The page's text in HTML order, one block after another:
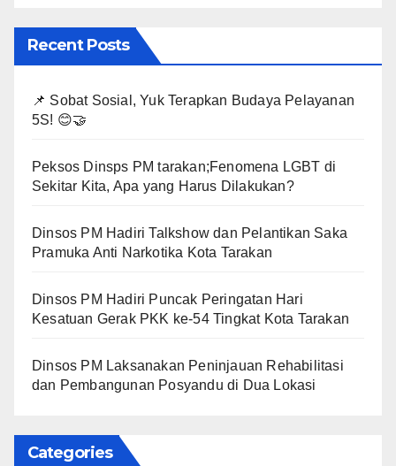
Recent Posts
📌 Sobat Sosial, Yuk Terapkan Budaya Pelayanan
5S! 😊🤝
Peksos Dinsps PM tarakan;Fenomena LGBT di
Sekitar Kita, Apa yang Harus Dilakukan?
Dinsos PM Hadiri Talkshow dan Pelantikan Saka
Pramuka Anti Narkotika Kota Tarakan
Dinsos PM Hadiri Puncak Peringatan Hari
Kesatuan Gerak PKK ke-54 Tingkat Kota Tarakan
Dinsos PM Laksanakan Peninjauan Rehabilitasi
dan Pembangunan Posyandu di Dua Lokasi
Categories